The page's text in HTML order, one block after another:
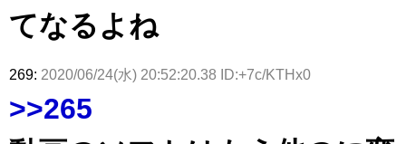
てなるよね
269: 2020/06/24(水) 20:52:20.38 ID:+7c/KTHx0
>>265